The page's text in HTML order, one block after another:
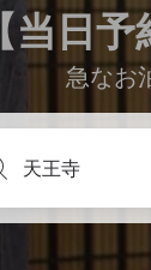
【当日
急なお